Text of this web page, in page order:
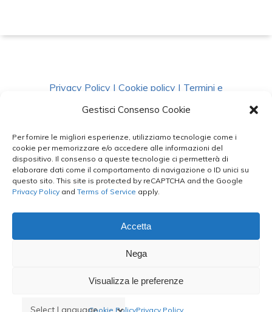
Gestisci Consenso Cookie
Per fornire le migliori esperienze, utilizziamo tecnologie come i
cookie per memorizzare e/o accedere alle informazioni del
dispositivo. Il consenso a queste tecnologie ci permetterà di
elaborare dati come il comportamento di navigazione o ID unici su
questo sito. This site is protected by reCAPTCHA and the Google
Privacy Policy and Terms of Service apply.
Accetta
Nega
Visualizza le preferenze
Cookie PolicyPrivacy Policy
Privacy Policy | Cookie policy | Termini e
Condizioni|Richiedi Dati
facebook instagram whatsappphone
email
Le Bontà del Capo ©